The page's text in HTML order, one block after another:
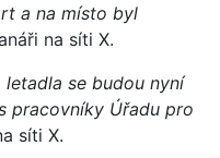
a na místo byl
na síti X.
letadla se budou nyní
pracovníky Úřadu pro
síti X.